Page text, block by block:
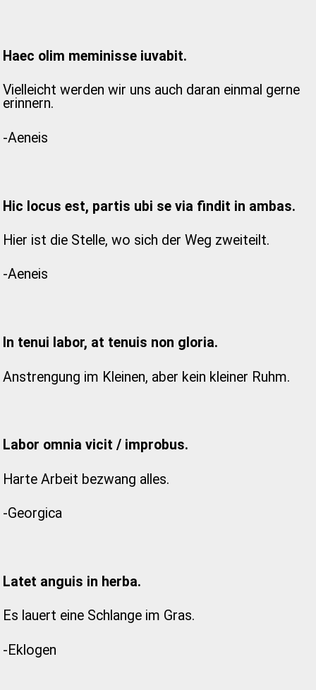
Haec olim meminisse iuvabit.
Vielleicht werden wir uns auch daran einmal gerne
erinnern.
-Aeneis
Hic locus est, partis ubi se via findit in ambas.
Hier ist die Stelle, wo sich der Weg zweiteilt.
-Aeneis
In tenui labor, at tenuis non gloria.
Anstrengung im Kleinen, aber kein kleiner Ruhm.
Labor omnia vicit / improbus.
Harte Arbeit bezwang alles.
-Georgica
Latet anguis in herba.
Es lauert eine Schlange im Gras.
-Eklogen